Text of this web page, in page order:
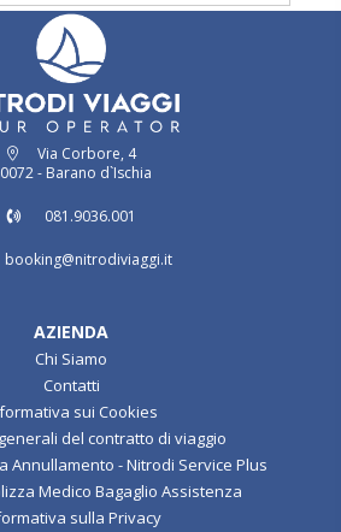
Via Corbore, 4
- Barano d`Ischia
081.9036.001
booking@nitrodiviaggi.it
AZIENDA
Chi Siamo
Contatti
sui Cookies
del contratto di viaggio
Annullamento - Nitrodi Service Plus
Medico Bagaglio Assistenza
sulla Privacy